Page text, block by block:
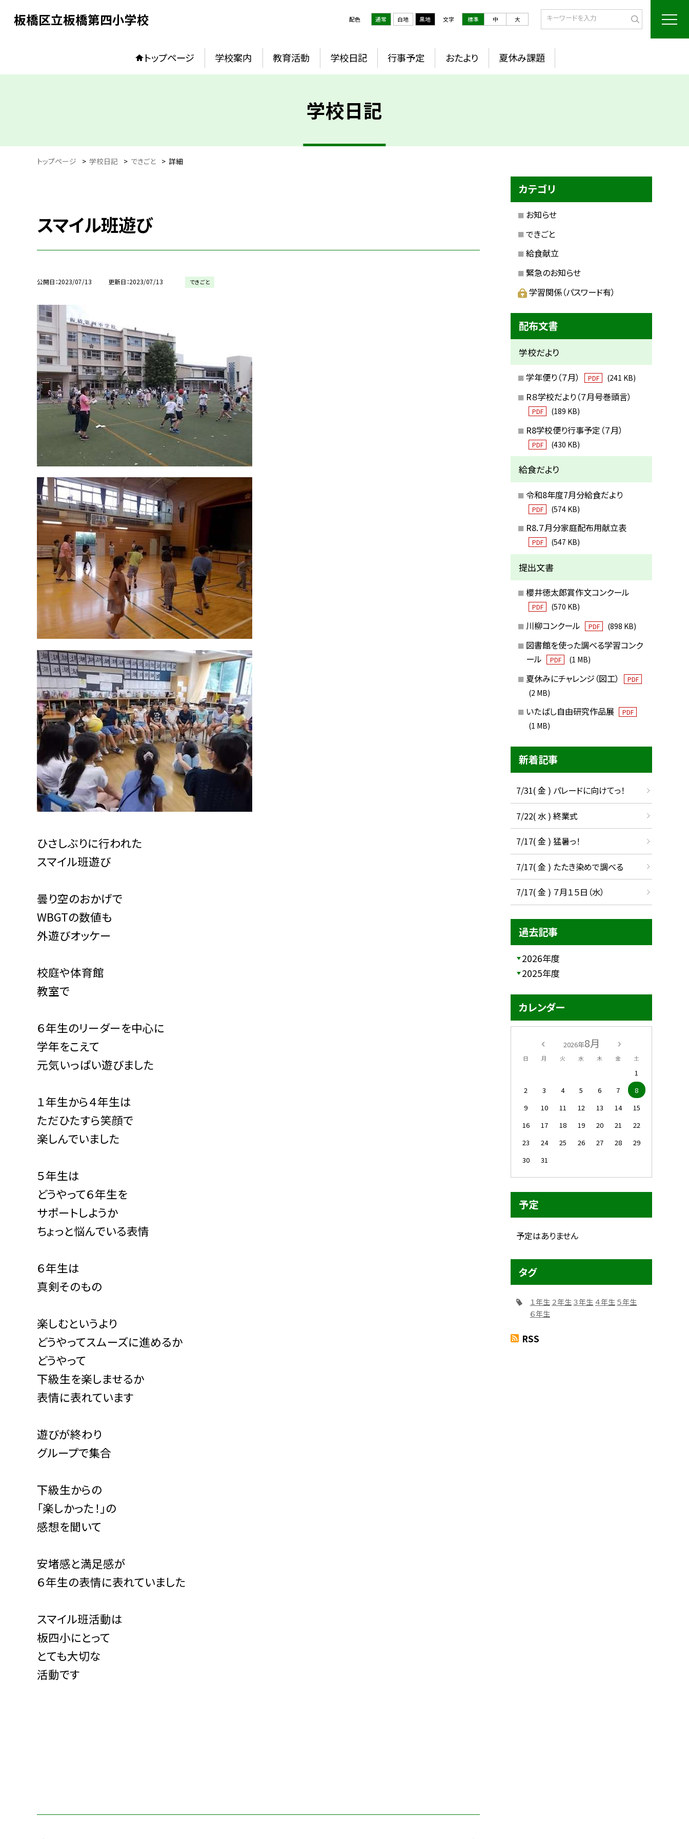
板橋区立板橋第四小学校 配色 通常 白地 黒地 文字 標準 中 大
トップページ 学校案内 教育活動 学校日記 行事予定 おたより 夏休み課題
学校日記
トップページ > 学校日記 > できごと > 詳細
スマイル班遊び
公開日 2023/07/13 更新日 2023/07/13 できごと
ひさしぶりに行われた
スマイル班遊び
曇り空のおかげで
WBGTの数値も
外遊びオッケー
校庭や体育館
教室で
６年生のリーダーを中心に
学年をこえて
元気いっぱい遊びました
１年生から４年生は
ただひたすら笑顔で
楽しんでいました
５年生は
どうやって６年生を
サポートしようか
ちょっと悩んでいる表情
６年生は
真剣そのもの
楽しむというより
どうやってスムーズに進めるか
どうやって
下級生を楽しませるか
表情に表れています
遊びが終わり
グループで集合
下級生からの
「楽しかった！」の
感想を聞いて
安堵感と満足感が
６年生の表情に表れていました
スマイル班活動は
板四小にとって
とても大切な
活動です
カテゴリ
お知らせ
できごと
給食献立
緊急のお知らせ
学習関係（パスワード有）
配布文書
学校だより
学年便り（７月） PDF (241 KB)
R８学校だより（７月号巻頭言）
PDF (189 KB)
R8学校便り行事予定（７月）
PDF (430 KB)
給食だより
令和8年度7月分給食だより
PDF (574 KB)
R8.７月分家庭配布用献立表
PDF (547 KB)
提出文書
櫻井徳太郎賞作文コンクール
PDF (570 KB)
川柳コンクール PDF (898 KB)
図書館を使った調べる学習コンク
ール
PDF (1 MB)
夏休みにチャレンジ（図工） PDF
(2 MB)
いたばし自由研究作品展 PDF
(1 MB)
新着記事
7/31( 金 ) パレードに向けてっ！
7/22( 水 ) 終業式
7/17( 金 ) 猛暑っ！
7/17( 金 ) たたき染めで調べる
7/17( 金 ) ７月１５日（水）
過去記事
2026年度
2025年度
カレンダー
2026年8月
日 月 火 水 木 金 土
1
2
3 4 5 6 7
8
9
10 11 12 13 14
15
16
17 18 19 20 21
22
23
24 25 26 27 28
29
30
31
予定
予定はありません
タグ
１年生 ２年生 ３年生 ４年生 ５年生
６年生
RSS